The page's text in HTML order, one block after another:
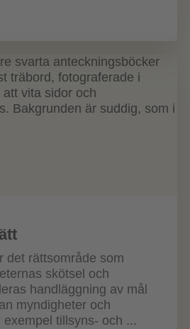
det rättsområde som
skötsel och
handläggning av mål
myndigheter och
tillsyns- och ...